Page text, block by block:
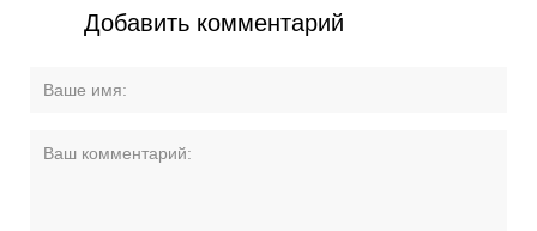
Добавить комментарий